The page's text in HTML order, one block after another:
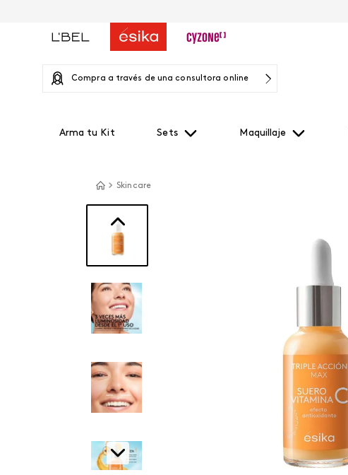
Compra a través de una consultora online
Arma tu Kit Sets Maquillaje
Skincare